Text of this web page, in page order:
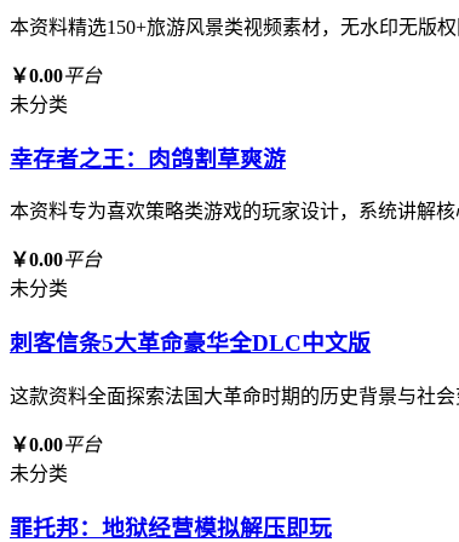
本资料精选150+旅游风景类视频素材，无水印无版
￥0.00平台
未分类
幸存者之王：肉鸽割草爽游
本资料专为喜欢策略类游戏的玩家设计，系统讲解
￥0.00平台
未分类
刺客信条5大革命豪华全DLC中文版
这款资料全面探索法国大革命时期的历史背景与社
￥0.00平台
未分类
罪托邦：地狱经营模拟解压即玩